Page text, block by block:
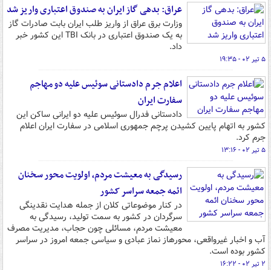
عراق: بدهی گاز ایران به صندوق اعتباری واریز شد
وزارت برق عراق از واریز طلب ایران بابت صادرات گاز
به یک صندوق اعتباری در بانک TBI این کشور خبر
داد.
۵ تیر ۰۲ - ۱۹:۳۵
اعلام جرم دادستانی سوئیس علیه دو مهاجم
سفارت ایران
دادستانی فدرال سوئیس علیه دو ایرانی ساکن این
کشور به اتهام پایین کشیدن پرچم جمهوری اسلامی در سفارت ایران اعلام
جرم کرد.
۵ تیر ۰۲ - ۱۳:۱۶
رسیدگی به معیشت مردم، اولویت محور سخنان
ائمه جمعه سراسر کشور
در کنار موضوعاتی کلان از جمله هدایت نقدینگی
سرگردان در کشور به سمت تولید، رسیدگی به
معیشت مردم، مسائلی چون حجاب، مدیریت مصرف
آب و اخبار غیرواقعی، محورهاز نماز عبادی و سیاسی جمعه امروز در سراسر
کشور بوده است.
۲ تیر ۰۲ - ۱۶:۲۲